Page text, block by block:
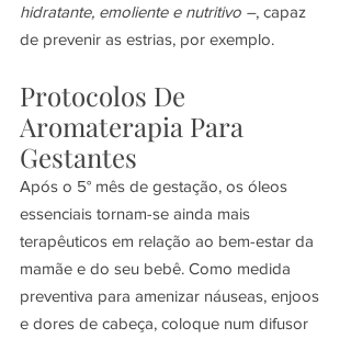
hidratante, emoliente e nutritivo –, capaz
de prevenir as estrias, por exemplo.
Protocolos De
Aromaterapia Para
Gestantes
Após o 5° mês de gestação, os óleos
essenciais tornam-se ainda mais
terapêuticos em relação ao bem-estar da
mamãe e do seu bebê. Como medida
preventiva para amenizar náuseas, enjoos
e dores de cabeça, coloque num difusor